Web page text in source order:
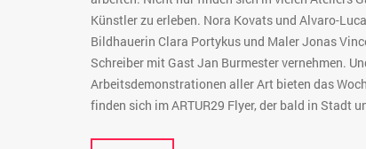
Künstler zu erleben. Nora Kovats und Alvaro-
Bildhauerin Clara Portykus und Maler Jonas
Schreiber mit Gast Jan Burmester vernehmen.
Arbeitsdemonstrationen aller Art bieten das
finden sich im ARTUR29 Flyer, der bald in Stadt